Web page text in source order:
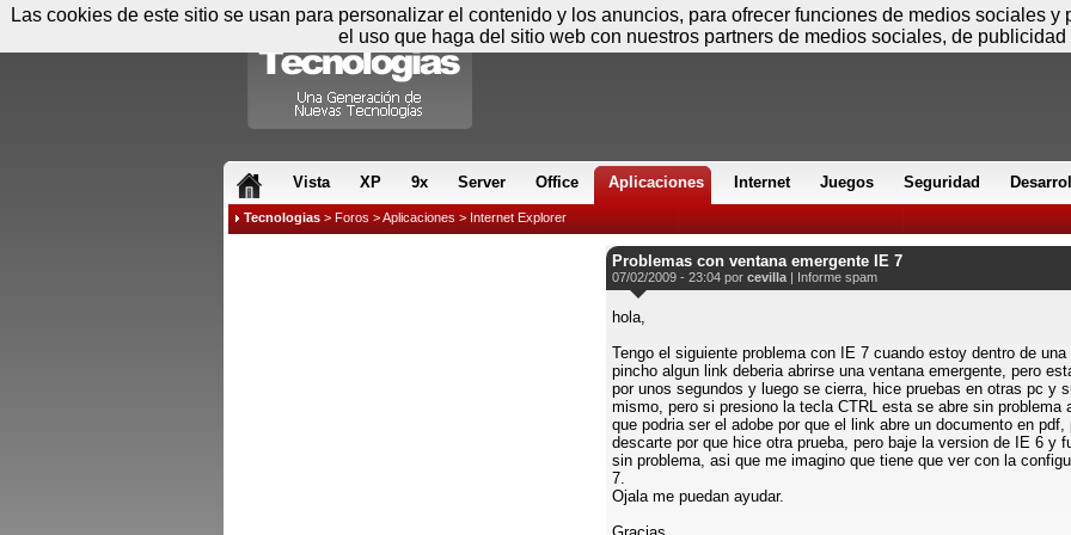
Vista XP 9x Server Office Aplicaciones Internet Juegos Seguridad
Tecnologias > Foros >Aplicaciones > Internet Explorer
Problemas con ventana emergente IE 7
07/02/2009 - 23:04 por cevilla | Informe spam
hola,
Tengo el siguiente problema con IE 7 cuando estoy dentro de una
pincho algun link deberia abrirse una ventana emergente, pero
por unos segundos y luego se cierra, hice pruebas en otras pc y
mismo, pero si presiono la tecla CTRL esta se abre sin problema
que podria ser el adobe por que el link abre un documento en pdf,
descarte por que hice otra prueba, pero baje la version de IE 6 y
sin problema, asi que me imagino que tiene que ver con la
7.
Ojala me puedan ayudar.
Las cookies de este sitio se usan para personalizar el contenido y los anuncios, para ofrecer funciones de medios sociales
el uso que haga del sitio web con nuestros partners de medios sociales, de